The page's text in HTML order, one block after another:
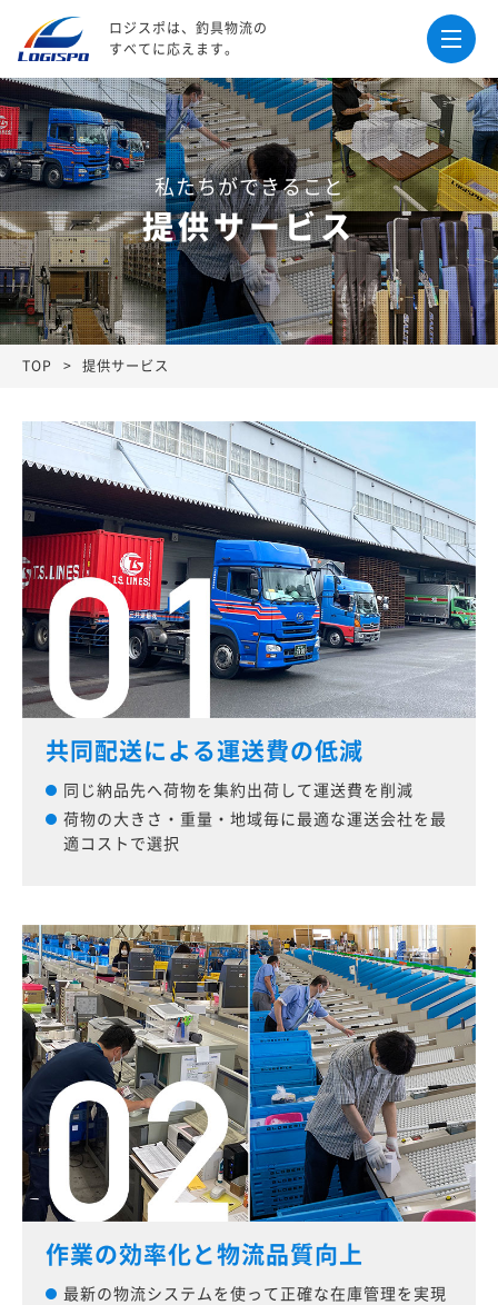
ロジスポは、釣具物流の
すべてに応えます。
私たちができること
提供サービス
TOP 提供サービス
共同配送による運送費の低減
同じ納品先へ荷物を集約出荷して運送費を削減
荷物の大きさ・重量・地域毎に最適な運送会社を最
適コストで選択
作業の効率化と物流品質向上
最新の物流システムを使って正確な在庫管理を実現